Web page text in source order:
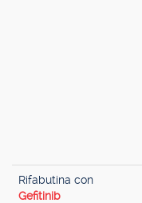
Rifabutina con
Gefitinib